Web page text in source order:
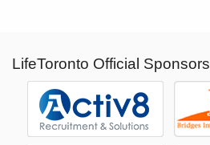
LifeToronto Official Sponsors